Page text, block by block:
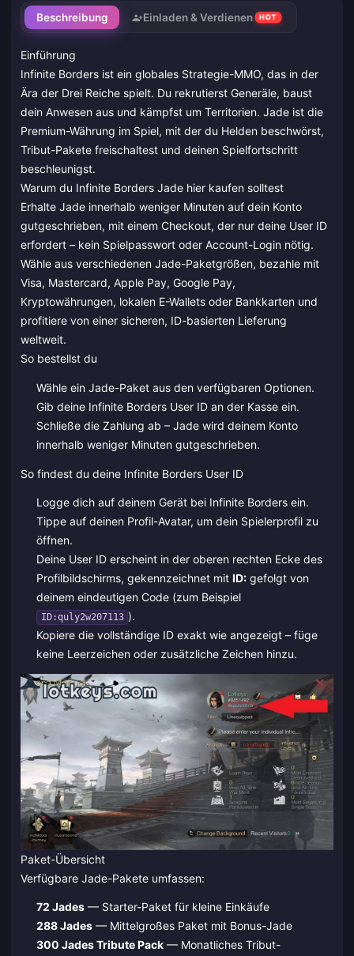
Beschreibung Einladen & Verdienen HOT
Einführung
Infinite Borders ist ein globales Strategie-MMO, das in der
Ära der Drei Reiche spielt. Du rekrutierst Generäle, baust
dein Anwesen aus und kämpfst um Territorien. Jade ist die
Premium-Währung im Spiel, mit der du Helden beschwörst,
Tribut-Pakete freischaltest und deinen Spielfortschritt
beschleunigst.
Warum du Infinite Borders Jade hier kaufen solltest
Erhalte Jade innerhalb weniger Minuten auf dein Konto
gutgeschrieben, mit einem Checkout, der nur deine User ID
erfordert – kein Spielpasswort oder Account-Login nötig.
Wähle aus verschiedenen Jade-Paketgrößen, bezahle mit
Visa, Mastercard, Apple Pay, Google Pay,
Kryptowährungen, lokalen E-Wallets oder Bankkarten und
profitiere von einer sicheren, ID-basierten Lieferung
weltweit.
So bestellst du
Wähle ein Jade-Paket aus den verfügbaren Optionen.
Gib deine Infinite Borders User ID an der Kasse ein.
Schließe die Zahlung ab – Jade wird deinem Konto
innerhalb weniger Minuten gutgeschrieben.
So findest du deine Infinite Borders User ID
Logge dich auf deinem Gerät bei Infinite Borders ein.
Tippe auf deinen Profil-Avatar, um dein Spielerprofil zu
öffnen.
Deine User ID erscheint in der oberen rechten Ecke des
Profilbildschirms, gekennzeichnet mit ID:gefolgt von
deinem eindeutigen Code (zum Beispiel
ID:quly2w207113 ).
Kopiere die vollständige ID exakt wie angezeigt – füge
keine Leerzeichen oder zusätzliche Zeichen hinzu.
Paket-Übersicht
Verfügbare Jade-Pakete umfassen:
72 Jades— Starter-Paket für kleine Einkäufe
288 Jades— Mittelgroßes Paket mit Bonus-Jade
300 Jades Tribute Pack— Monatliches Tribut-